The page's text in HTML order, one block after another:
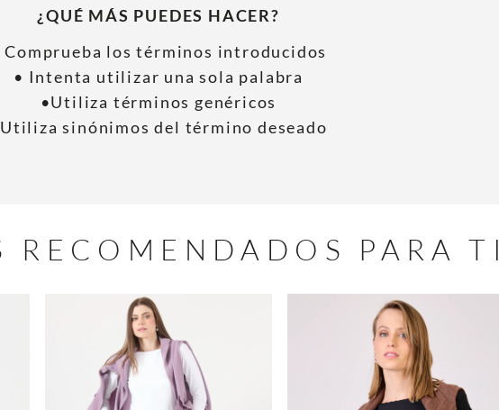
¿QUÉ MÁS PUEDES HACER?
Comprueba los términos introducidos
• Intenta utilizar una sola palabra
•Utiliza términos genéricos
sinónimos del término deseado
RECOMENDADOS PARA TI